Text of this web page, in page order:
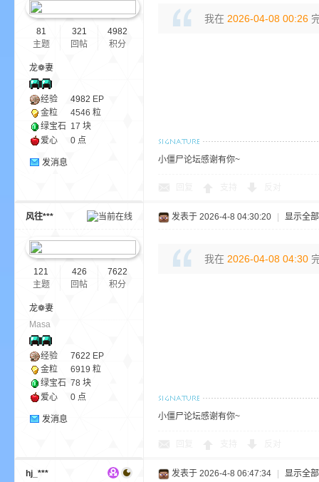
81
主题
321
回帖
4982
积分
龙❁妻
经验 4982 EP
金粒
4546 粒
绿宝石 17 块
爱心
0 点
发消息
我在 2026-04-08 00:26
小僵尸论坛感谢有你~
风往***
121
主题
426
回帖
7622
积分
龙❁妻
Masa
经验 7622 EP
金粒
6919 粒
绿宝石 78 块
爱心
0 点
发消息
发表于 2026-4-8 04:30:20 显示全
我在 2026-04-08 04:30
小僵尸论坛感谢有你~
hj_*** 发表于 2026-4-8 06:47:34 显示全